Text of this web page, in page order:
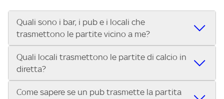
Quali sono i bar, i pub e i locali che
trasmettono le partite vicino a me?
Se cerchi un bar, pub, ristorante o locale vicino a te per
vedere le partite di Serie A ENILIVE, la Serie C Sky Wifi, la
UEFA Champions League, la UEFA Europa League, la UEFA
Conference League, il Tennis, la Formula 1®, la MotoGP™ e
Quali locali trasmettono le partite di calcio in
diretta?
Vuoi sapere quali bar, pub o ristoranti mostrano le partite
Come sapere se un pub trasmette la partita